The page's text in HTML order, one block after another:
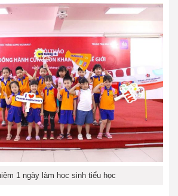
1 ngày làm học sinh tiểu học